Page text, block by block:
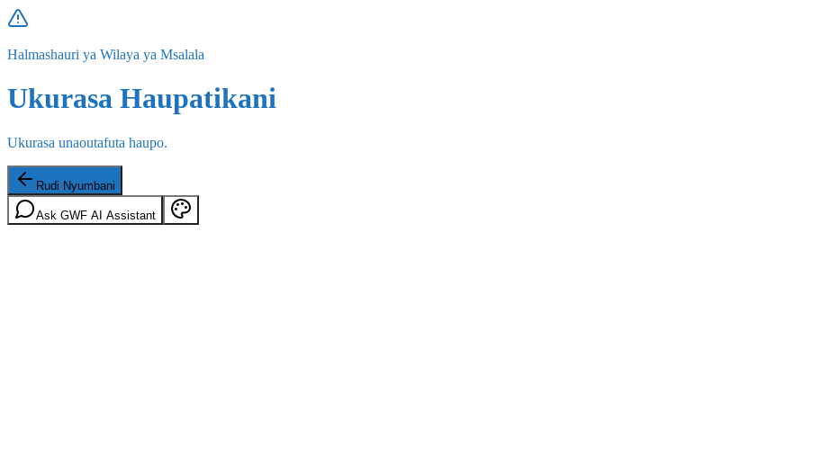
Halmashauri ya Wilaya ya Msalala
Ukurasa Haupatikani
Ukurasa unaoutafuta haupo.
Rudi Nyumbani
Ask GWF AI Assistant